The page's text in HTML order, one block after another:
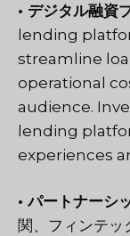
• デジタル融資
lending
streamline
operational
audience.
lending
experiences
• パートナーシ
関、フィンテッ